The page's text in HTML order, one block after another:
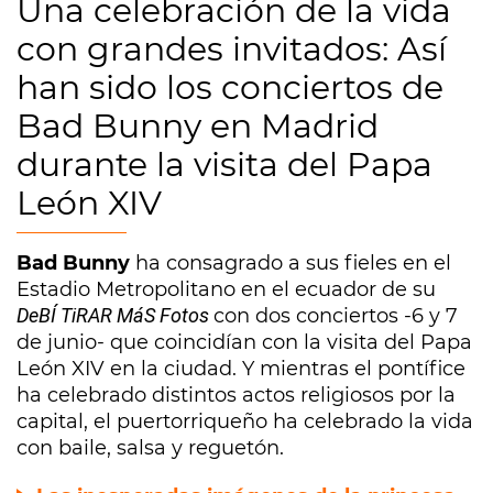
Una celebración de la vida
con grandes invitados: Así
han sido los conciertos de
Bad Bunny en Madrid
durante la visita del Papa
León XIV
Bad Bunny ha consagrado a sus fieles en el
Estadio Metropolitano en el ecuador de su
DeBÍ TiRAR MáS Fotoscon dos conciertos -6 y 7
de junio- que coincidían con la visita del Papa
León XIV en la ciudad. Y mientras el pontífice
ha celebrado distintos actos religiosos por la
capital, el puertorriqueño ha celebrado la vida
con baile, salsa y reguetón.